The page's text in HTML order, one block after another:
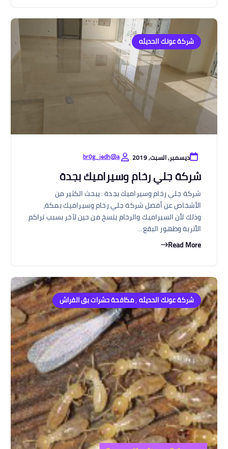
شركة عونك الحديثه
ديسمبر, السبت, 2019 br0g_jedh@a
شركة جلي رخام وسيراميك بجدة
شركة جلي رخام وسيراميك بجدة : يبحث الكثير من
الأشخاص عن أفضل شركة جلي رخام وسيراميك بمكة،
وذلك لأن السيراميك والرخام يتسخ من حين لآخر بسبب تراكم
الأتربة وظهور البقع…
Read More
شركة عونك الحديثه ,مكافحة حشرات بق الفراش